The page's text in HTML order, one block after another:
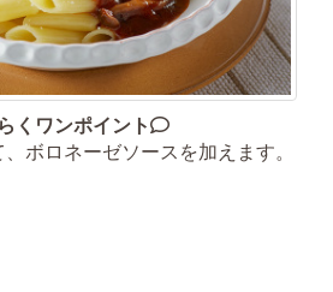
くワンポイント
ボロネーゼソースを加えます。